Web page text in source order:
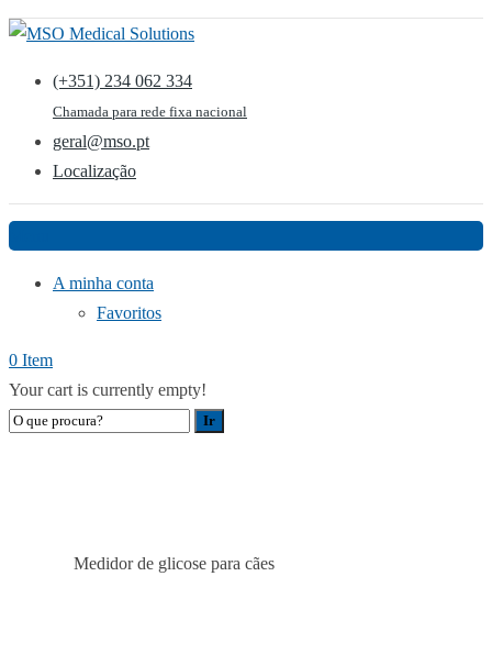
(+351) 234 062 334
Chamada para rede fixa nacional
geral@mso.pt
Localização
A minha conta
Favoritos
0 Item
Your cart is currently empty!
Medidor de glicose para cães